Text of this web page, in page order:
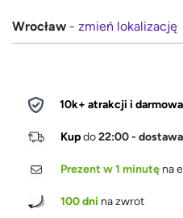
Wrocław - zmień lokalizację
10k+ atrakcji i
Kupdo22:00 - dostawa
Prezent w 1 minutę na
100 dni na zwrot